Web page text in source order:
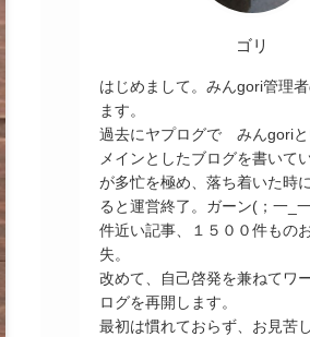
ゴリ
はじめまして。みんgori管理
ます。
過去にヤプログで みんgoriと
メインとしたブログを書いて
が多忙を極め、落ち着いた時
ると運営終了。ガーン(；一_
件近い記事、１５００件もの
失。
改めて、自己啓発を兼ねてワ
ログを再開します。
最初は慣れておらず、お見苦